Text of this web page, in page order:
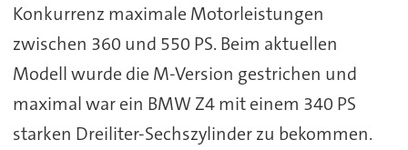
Konkurrenz maximale Motorleistungen
zwischen 360 und 550 PS. Beim aktuellen
Modell wurde die M-Version gestrichen und
maximal war ein BMW Z4 mit einem 340 PS
starken Dreiliter-Sechszylinder zu bekommen.